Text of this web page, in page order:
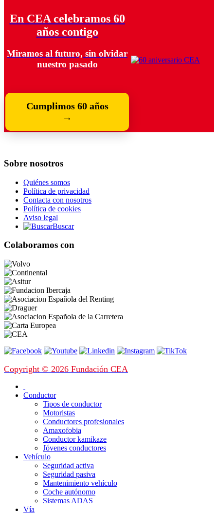
En CEA celebramos 60
años contigo
Miramos al futuro, sin olvidar
nuestro pasado
Cumplimos 60 años
→
Sobre nosotros
Quiénes somos
Política de privacidad
Contacta con nosotros
Política de cookies
Aviso legal
Buscar
Colaboramos con
Copyright © 2026 Fundación CEA
Conductor
Tipos de conductor
Motoristas
Conductores profesionales
Amaxofobia
Conductor kamikaze
Jóvenes conductores
Vehículo
Seguridad activa
Seguridad pasiva
Mantenimiento vehículo
Coche autónomo
Sistemas ADAS
Vía